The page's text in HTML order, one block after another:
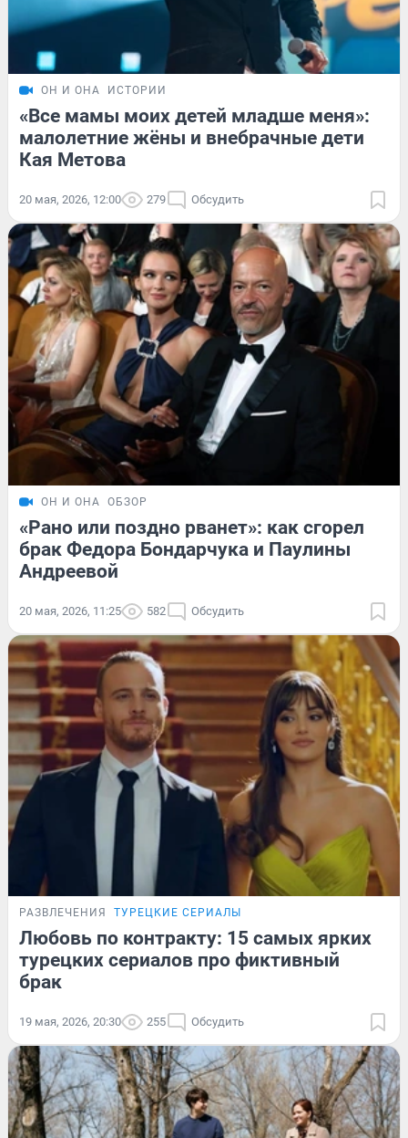
ОН И ОНА ИСТОРИИ
«Все мамы моих детей младше меня»:
малолетние жёны и внебрачные дети
Кая Метова
20 мая, 2026, 12:00 279 Обсудить
ОН И ОНА ОБЗОР
«Рано или поздно рванет»: как сгорел
брак Федора Бондарчука и Паулины
Андреевой
20 мая, 2026, 11:25 582 Обсудить
РАЗВЛЕЧЕНИЯ ТУРЕЦКИЕ СЕРИАЛЫ
Любовь по контракту: 15 самых ярких
турецких сериалов про фиктивный
брак
19 мая, 2026, 20:30 255 Обсудить